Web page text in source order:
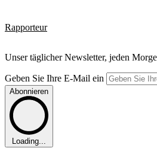
Rapporteur
Unser täglicher Newsletter, jeden
Geben Sie Ihre E-Mail ein
Abonnieren
Loading...